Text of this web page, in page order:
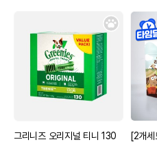
그리니즈 오리지널 티니 130
[2개